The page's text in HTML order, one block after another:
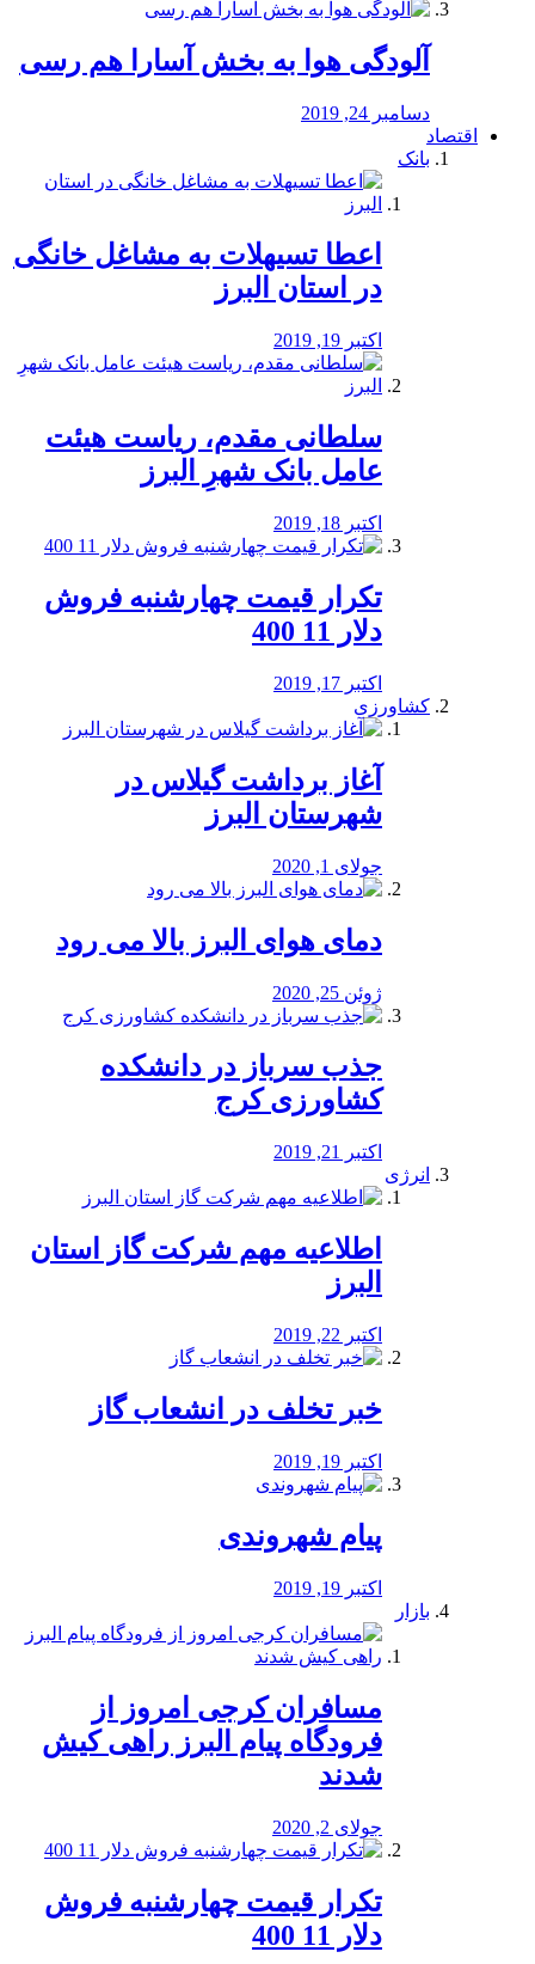
آلودگی هوا به بخش آسارا هم رسی
دسامبر 24, 2019
اقتصاد
بانک
️اعطا تسیهلات به مشاغل خانگی
در استان البرز
اکتبر 19, 2019
سلطانی مقدم، ریاست هیئت
عامل بانک شهرِ البرز
اکتبر 18, 2019
تکرار قیمت چهارشنبه فروش
دلار 11 400
اکتبر 17, 2019
کشاورزی
آغاز برداشت گیلاس در
شهرستان البرز
جولای 1, 2020
دمای هوای البرز بالا می رود
ژوئن 25, 2020
جذب سرباز در دانشکده
کشاورزی کرج
اکتبر 21, 2019
انرژی
️اطلاعیه مهم شرکت گاز استان
البرز
اکتبر 22, 2019
خبر تخلف در انشعاب گاز
اکتبر 19, 2019
پیام شهروندی
اکتبر 19, 2019
بازار
مسافران کرجی امروز از
فرودگاه پیام البرز راهی کیش
شدند
جولای 2, 2020
تکرار قیمت چهارشنبه فروش
دلار 11 400